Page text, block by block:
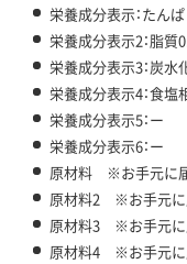
栄養成分表示：たん
栄養成分表示2：脂質
栄養成分表示3：炭水
栄養成分表示4：食塩
栄養成分表示5：ー
栄養成分表示6：ー
原材料 ※お手元に届
原材料2 ※お手元に
原材料3 ※お手元に
原材料4 ※お手元に